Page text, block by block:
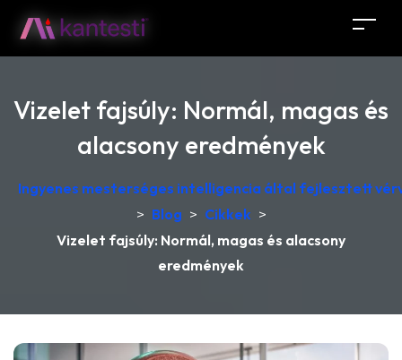
Vizelet fajsúly: Normál, magas és
alacsony eredmények
Ingyenes mesterséges intelligencia által fejlesztett
> Blog > Cikkek >
Vizelet fajsúly: Normál, magas és alacsony
eredmények